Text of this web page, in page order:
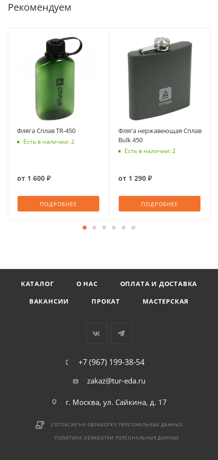
Рекомендуем
Фляга Сплав TR-450
Есть в наличии: 2
от 1 600 ₽
ПОДРОБНЕЕ
Фляга нержавеющая Сплав
Bulk 450
Есть в наличии: 2
от 1 290 ₽
ПОДРОБНЕЕ
КАТАЛОГ О НАС
ОПЛАТА И ДОСТАВКА
ВАКАНСИИ
ПРОКАТ МАСТЕРСКАЯ
+7 (967) 199-38-54
zakaz@tur-eda.ru
г. Москва, ул. Сайкина, д. 17
СОГЛАСИЕ НА ОБРАБОТКУ ПЕРСОНАЛЬНЫХ ДАННЫХ
ПОЛИТИКА ОБРАБОТКИ ПЕРСОНАЛЬНЫХ ДАННЫХ